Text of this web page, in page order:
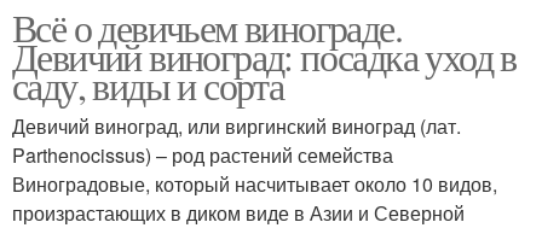
Всё о девичьем винограде.
Девичий виноград: посадка уход в
саду, виды и сорта
Девичий виноград, или виргинский виноград (лат.
Parthenocissus) – род растений семейства
Виноградовые, который насчитывает около 10 видов,
произрастающих в диком виде в Азии и Северной